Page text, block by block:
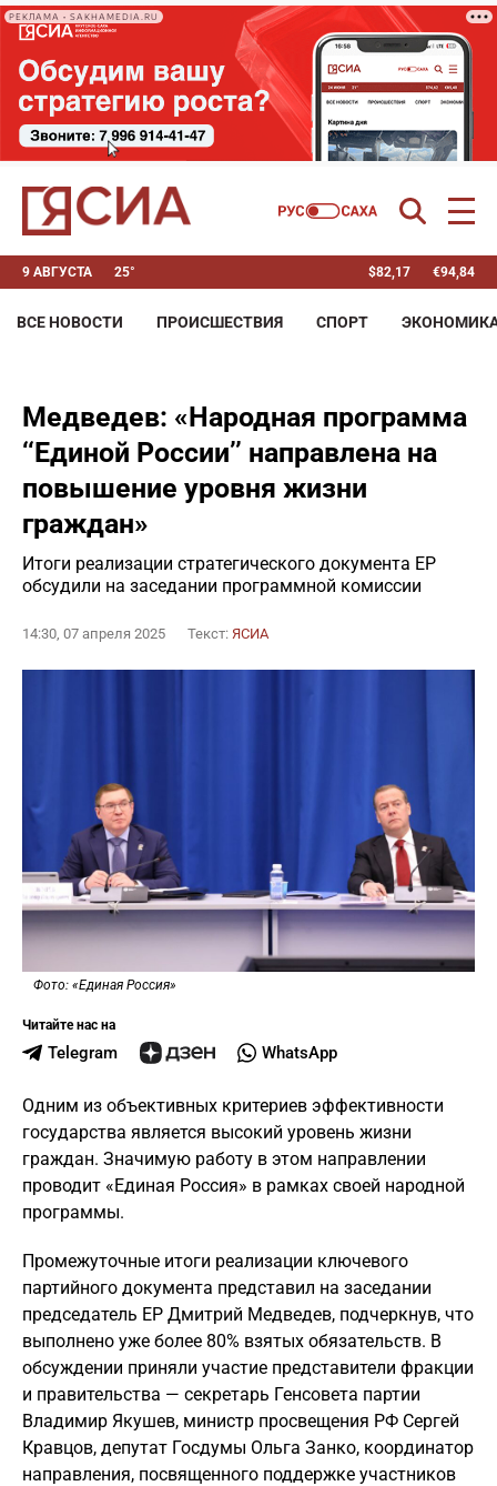
РЕКЛАМА • SAKHAMEDIA.RU
9 АВГУСТА 25° $82,17 €94,84
ВСЕ НОВОСТИ ПРОИСШЕСТВИЯ СПОРТ
Медведев: «Народная программа
‘‘Единой России’’ направлена на
повышение уровня жизни
граждан»
Итоги реализации стратегического документа ЕР
обсудили на заседании программной комиссии
14:30, 07 апреля 2025 Текст: ЯСИА
Фото: «Единая Россия»
Читайте нас на
Telegram WhatsApp
Одним из объективных критериев эффективности
государства является высокий уровень жизни
граждан. Значимую работу в этом направлении
проводит «Единая Россия» в рамках своей народной
программы.
Промежуточные итоги реализации ключевого
партийного документа представил на заседании
председатель ЕР Дмитрий Медведев, подчеркнув, что
выполнено уже более 80% взятых обязательств. В
обсуждении приняли участие представители фракции
и правительства — секретарь Генсовета партии
Владимир Якушев, министр просвещения РФ Сергей
Кравцов, депутат Госдумы Ольга Занко, координатор
направления, посвященного поддержке участников